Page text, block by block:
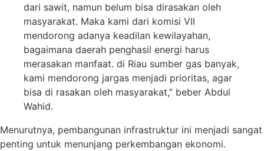
dari sawit, namun belum bisa dirasakan oleh
masyarakat. Maka kami dari komisi VII
mendorong adanya keadilan kewilayahan,
bagaimana daerah penghasil energi harus
merasakan manfaat. di Riau sumber gas banyak,
kami mendorong jargas menjadi prioritas, agar
bisa di rasakan oleh masyarakat,” beber Abdul
Wahid.
Menurutnya, pembangunan infrastruktur ini menjadi sangat
penting untuk menunjang perkembangan ekonomi.